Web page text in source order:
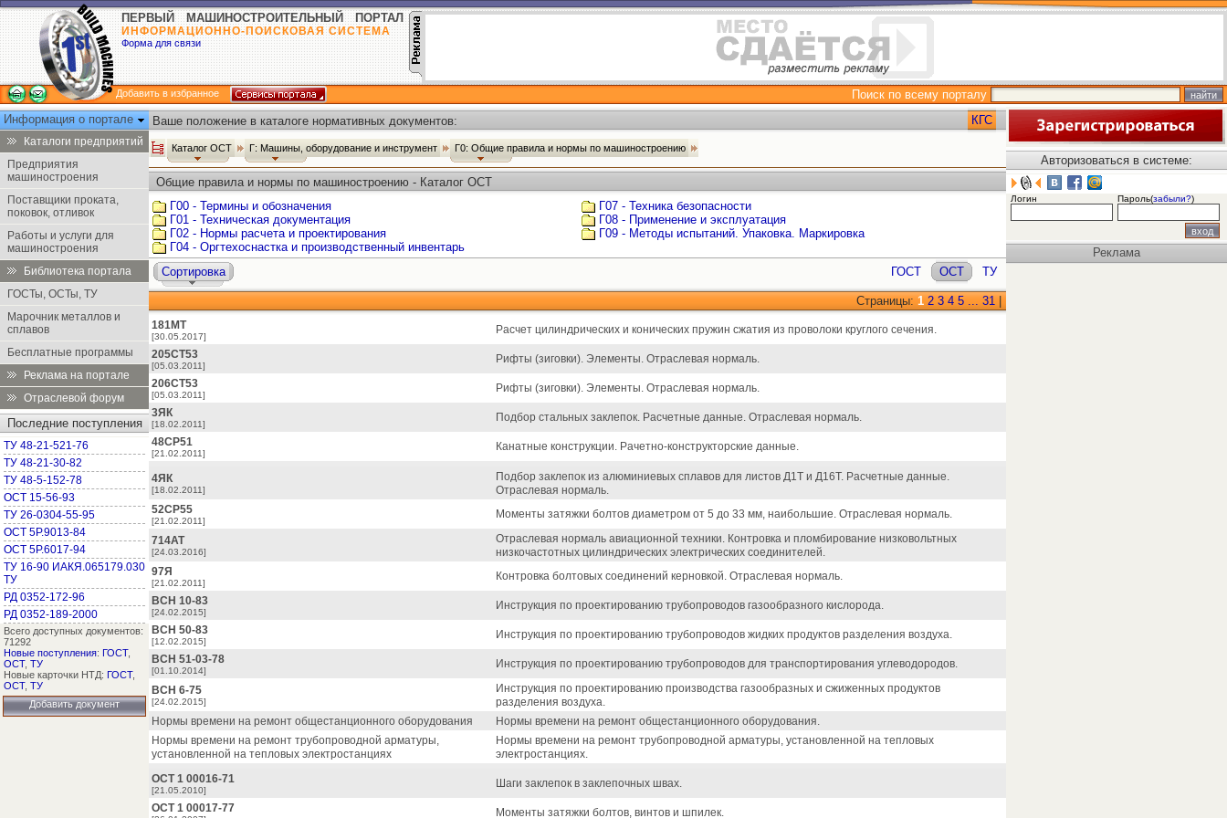
ПЕРВЫЙ МАШИНОСТРОИТЕЛЬНЫЙ ПОРТАЛ
ИНФОРМАЦИОННО-ПОИСКОВАЯ СИСТЕМА
Форма для связи
Добавить в избранное
Поиск по всему порталу
Информация о портале
Каталоги предприятий
Предприятия
машиностроения
Поставщики проката,
поковок, отливок
Работы и услуги для
машиностроения
Библиотека портала
ГОСТы, ОСТы, ТУ
Марочник металлов и
сплавов
Бесплатные программы
Реклама на портале
Отраслевой форум
Последние поступления
ТУ 48-21-521-76
ТУ 48-21-30-82
ТУ 48-5-152-78
ОСТ 15-56-93
ТУ 26-0304-55-95
ОСТ 5Р.9013-84
ОСТ 5Р.6017-94
ТУ 16-90 ИАКЯ.065179.030
ТУ
РД 0352-172-96
РД 0352-189-2000
Всего доступных документов:
71292
Новые поступления: ГОСТ,
ОСТ, ТУ
Новые карточки НТД: ГОСТ,
ОСТ, ТУ
Добавить документ
Ваше положение в каталоге нормативных документов: КГС
Каталог ОСТ Г: Машины, оборудование и инструмент Г0: Общие правила и нормы по машиностроению
Общие правила и нормы по машиностроению - Каталог ОСТ
Г00 - Термины и обозначения
Г01 - Техническая документация
Г02 - Нормы расчета и проектирования
Г04 - Оргтехоснастка и производственный инвентарь
Г07 - Техника безопасности
Г08 - Применение и эксплуатация
Г09 - Методы испытаний. Упаковка. Маркировка
Сортировка ГОСТ ОСТ ТУ
Страницы: 1 2 3 4 5 ... 31
181МТ
[30.05.2017]
Расчет цилиндрических и конических пружин сжатия из проволоки круглого сечения.
205СТ53
[05.03.2011]
Рифты (зиговки). Элементы. Отраслевая нормаль.
206СТ53
[05.03.2011]
Рифты (зиговки). Элементы. Отраслевая нормаль.
3ЯК
[18.02.2011]
Подбор стальных заклепок. Расчетные данные. Отраслевая нормаль.
48СР51
[21.02.2011]
Канатные конструкции. Рачетно-конструкторские данные.
4ЯК
[18.02.2011]
Подбор заклепок из алюминиевых сплавов для листов Д1Т и Д16Т. Расчетные данные.
Отраслевая нормаль.
52СР55
[21.02.2011]
Моменты затяжки болтов диаметром от 5 до 33 мм, наибольшие. Отраслевая нормаль.
714АТ
[24.03.2016]
Отраслевая нормаль авиационной техники. Контровка и пломбирование низковольтных
низкочастотных цилиндрических электрических соединителей.
97Я
[21.02.2011]
Контровка болтовых соединений керновкой. Отраслевая нормаль.
ВСН 10-83
[24.02.2015]
Инструкция по проектированию трубопроводов газообразного кислорода.
ВСН 50-83
[12.02.2015]
Инструкция по проектированию трубопроводов жидких продуктов разделения воздуха.
ВСН 51-03-78
[01.10.2014]
Инструкция по проектированию трубопроводов для транспортирования углеводородов.
ВСН 6-75
[24.02.2015]
Инструкция по проектированию производства газообразных и сжиженных продуктов
разделения воздуха.
Нормы времени на ремонт общестанционного оборудования
Нормы времени на ремонт общестанционного оборудования.
Нормы времени на ремонт трубопроводной арматуры,
установленной на тепловых электростанциях
Нормы времени на ремонт трубопроводной арматуры, установленной на тепловых
электростанциях.
ОСТ 1 00016-71
[21.05.2010]
Шаги заклепок в заклепочных швах.
ОСТ 1 00017-77
Моменты затяжки болтов, винтов и шпилек.
Авторизоваться в системе:
Логин Пароль(забыли?)
Реклама